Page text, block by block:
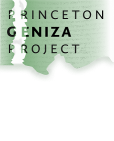
تخطي إلى المحتوى الرئيسي
الصفحة الرئيسية